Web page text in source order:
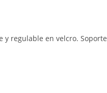
y regulable en velcro. Soporte